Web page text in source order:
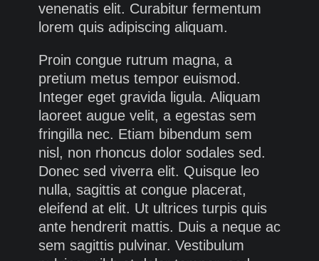
venenatis elit. Curabitur fermentum
lorem quis adipiscing aliquam.
Proin congue rutrum magna, a
pretium metus tempor euismod.
Integer eget gravida ligula. Aliquam
laoreet augue velit, a egestas sem
fringilla nec. Etiam bibendum sem
nisl, non rhoncus dolor sodales sed.
Donec sed viverra elit. Quisque leo
nulla, sagittis at congue placerat,
eleifend at elit. Ut ultrices turpis quis
ante hendrerit mattis. Duis a neque ac
sem sagittis pulvinar. Vestibulum